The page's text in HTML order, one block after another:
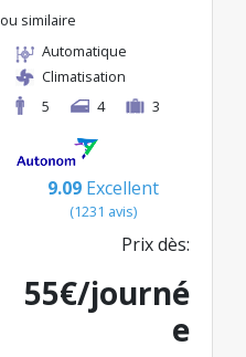
ou similaire
Automatique
Climatisation
5
4 3
9.09 Excellent
(1231 avis)
Prix dès:
55€/journé
e